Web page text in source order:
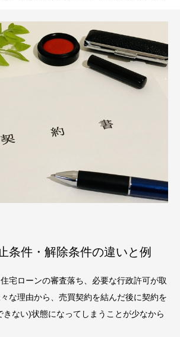
条件・解除条件の違いと例
宅ローンの審査落ち、必要な行政許可が取
な理由から、売買契約を結んだ後に契約を
ない)状態になってしまうことが少なから